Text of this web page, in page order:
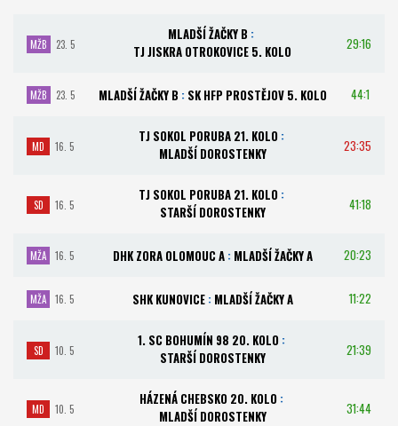
MŽB 23. 5
MLADŠÍ ŽAČKY B :
TJ JISKRA OTROKOVICE 5. KOLO
29:16
MŽB 23. 5 MLADŠÍ ŽAČKY B : SK HFP PROSTĚJOV 5. KOLO 44:1
MD 16. 5
TJ SOKOL PORUBA 21. KOLO :
MLADŠÍ DOROSTENKY
23:35
SD 16. 5
TJ SOKOL PORUBA 21. KOLO :
STARŠÍ DOROSTENKY
41:18
MŽA 16. 5 DHK ZORA OLOMOUC A: MLADŠÍ ŽAČKY A 20:23
MŽA 16. 5 SHK KUNOVICE: MLADŠÍ ŽAČKY A 11:22
SD 10. 5
1. SC BOHUMÍN 98 20. KOLO :
STARŠÍ DOROSTENKY
21:39
MD 10. 5
HÁZENÁ CHEBSKO 20. KOLO :
MLADŠÍ DOROSTENKY
31:44